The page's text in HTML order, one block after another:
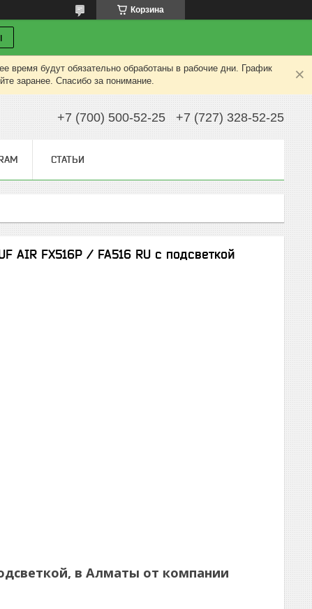
Корзина
время будут обязательно обработаны в рабочие дни. График
заранее. Спасибо за понимание.
+7 (700) 500-52-25 +7 (727) 328-52-25
СТАТЬИ
AIR FX516P / FA516 RU с подсветкой
в Алматы от компании